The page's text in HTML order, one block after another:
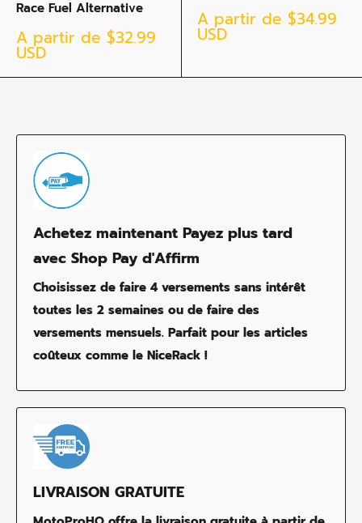
Race Fuel Alternative
Prix
réduit
A partir de $32.99
USD
Prix
réduit
A partir de $34.99
USD
Achetez maintenant Payez plus tard
avec Shop Pay d'Affirm
Choisissez de faire 4 versements sans intérêt
toutes les 2 semaines ou de faire des
versements mensuels. Parfait pour les articles
coûteux comme le NiceRack !
LIVRAISON GRATUITE